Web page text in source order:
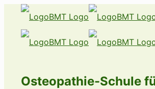
Osteopathie-Schule